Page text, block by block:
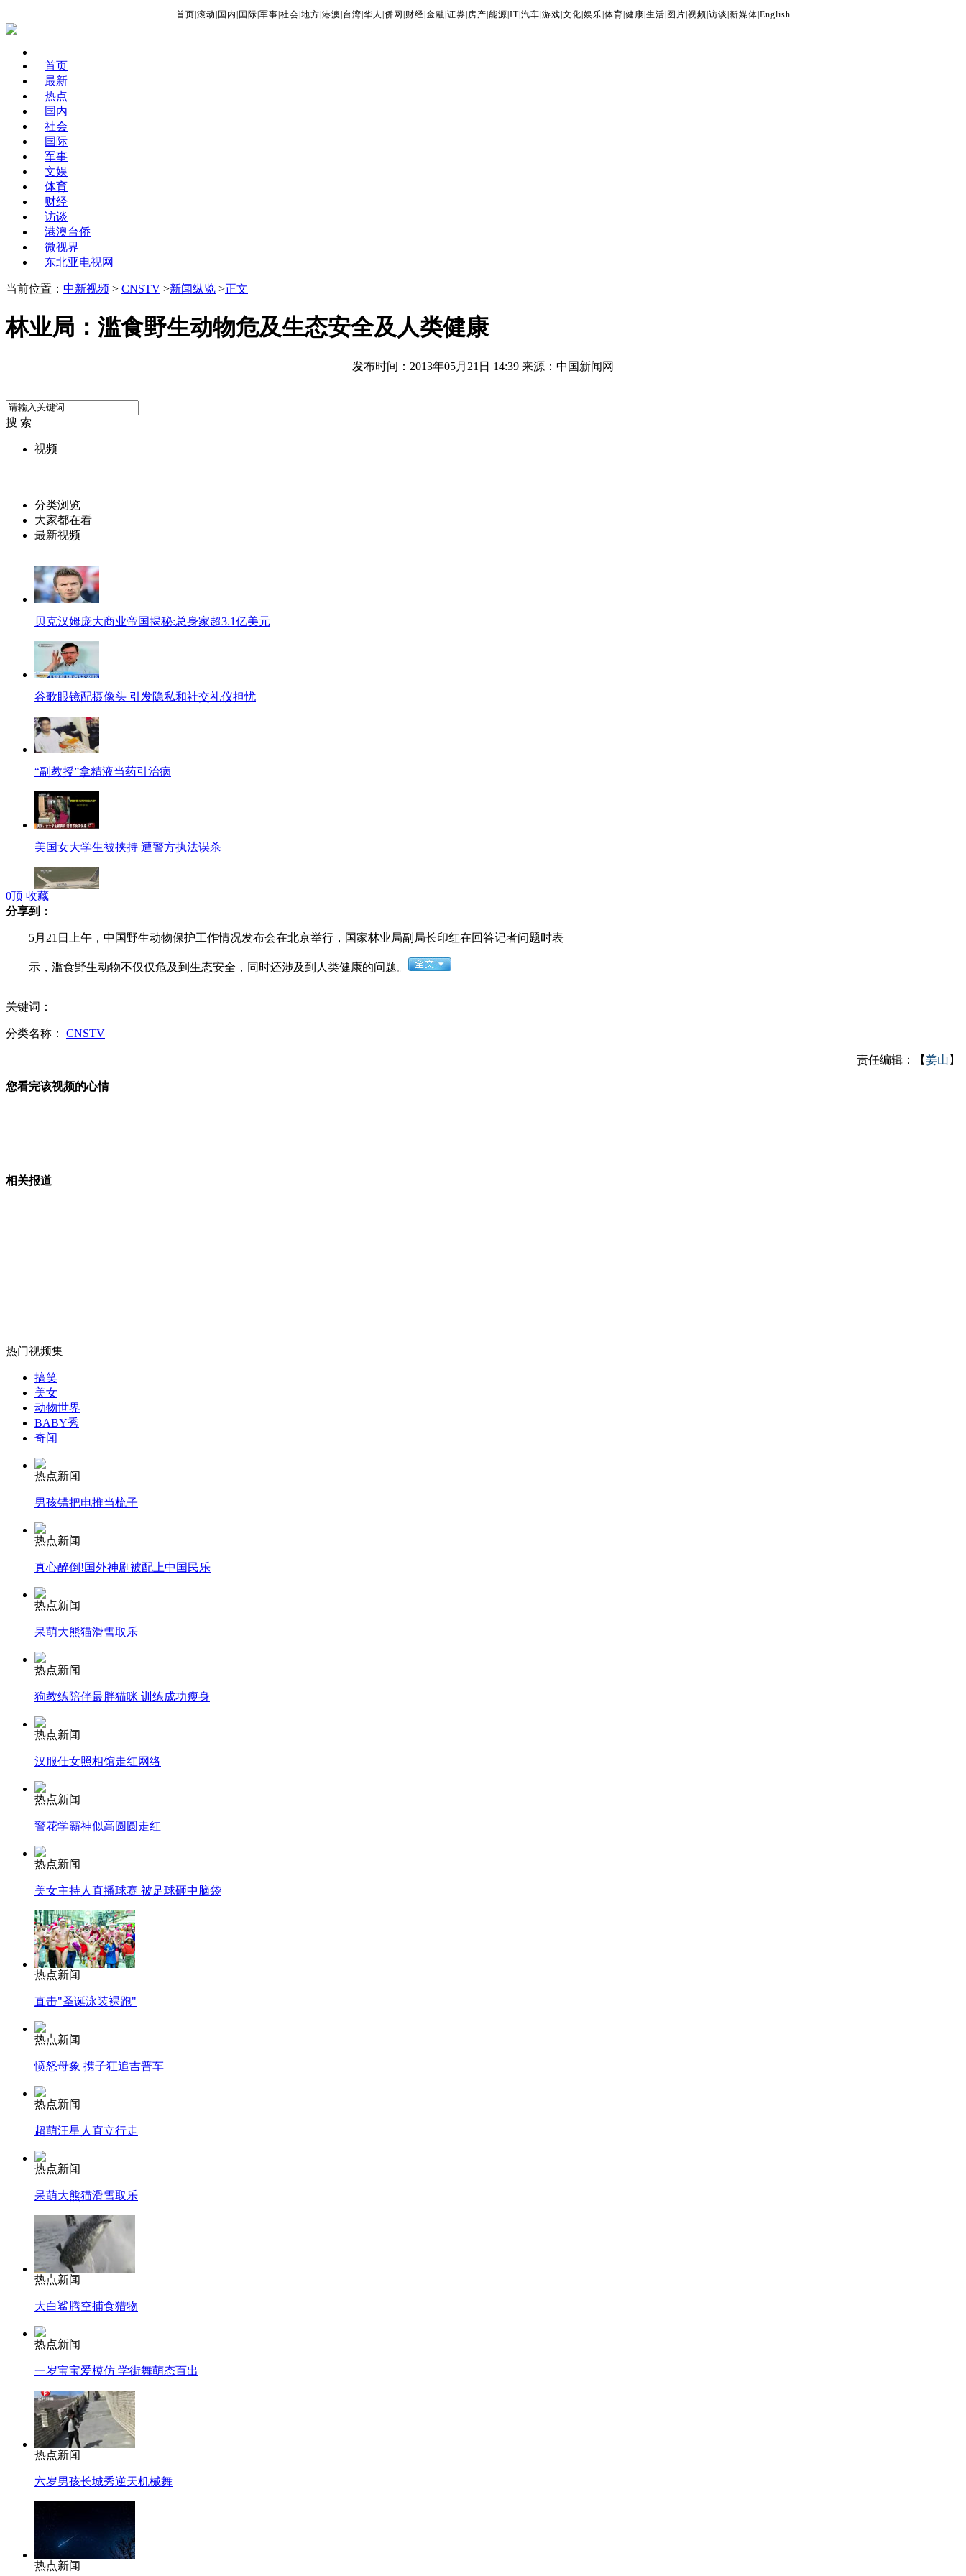
首页 滚动 国内 国际 军事 社会 地方 港澳 台湾 华人 侨网 财经 金融 证券 房产 能源 IT| 汽车 游戏 文化 娱乐 体育 健康 生活 图片 视频 访谈 新媒体 English
首页
最新
热点
国内
社会
国际
军事
文娱
体育
财经
访谈
港澳台侨
微视界
东北亚电视网
当前位置： 中新视频 > CNSTV >新闻纵览 >正文
林业局：滥食野生动物危及生态安全及人类健康
发布时间：2013年05月21日 14:39 来源：中国新闻网
搜 索
视频
分类浏览
大家都在看
最新视频
贝克汉姆庞大商业帝国揭秘:总身家超3.1亿美元
谷歌眼镜配摄像头 引发隐私和社交礼仪担忧
“副教授”拿精液当药引治病
美国女大学生被挟持 遭警方执法误杀
山西运城恶犬咬伤多人 警民合力深夜将其击毙
女孩北京地铁殴打老人 痛下狠手拳打脚踢
无痛分娩是否安全 医生回应
外交部：反对强权政治霸凌主义
外交部：有关国家言论片面不公正
走！跟着总书记去植树
纽约上演“枕头大战”
0顶 收藏
分享到：
5月21日上午，中国野生动物保护工作情况发布会在北京举行，国家林业局副局长印红在回答记者问题时表
示，滥食野生动物不仅仅危及到生态安全，同时还涉及到人类健康的问题。
关键词：
分类名称： CNSTV
责任编辑：【姜山 】
您看完该视频的心情
相关报道
热门视频集
搞笑
美女
动物世界
BABY秀
奇闻
热点新闻
男孩错把电推当梳子
热点新闻
真心醉倒!国外神剧被配上中国民乐
热点新闻
呆萌大熊猫滑雪取乐
热点新闻
狗教练陪伴最胖猫咪 训练成功瘦身
热点新闻
汉服仕女照相馆走红网络
热点新闻
警花学霸神似高圆圆走红
热点新闻
美女主持人直播球赛 被足球砸中脑袋
热点新闻
直击"圣诞泳装裸跑"
热点新闻
愤怒母象 携子狂追吉普车
热点新闻
超萌汪星人直立行走
热点新闻
呆萌大熊猫滑雪取乐
热点新闻
大白鲨腾空捕食猎物
热点新闻
一岁宝宝爱模仿 学街舞萌态百出
热点新闻
六岁男孩长城秀逆天机械舞
热点新闻